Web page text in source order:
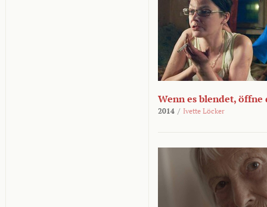
Wenn es blendet, öffne
2014 / Ivette Löcker